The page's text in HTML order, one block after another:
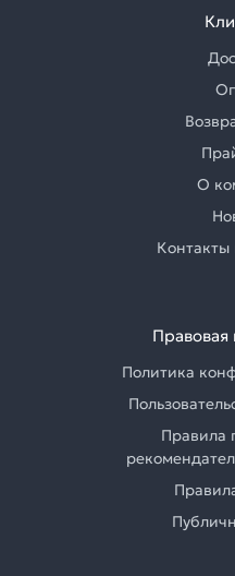
О
Контакты
Политика
Правила